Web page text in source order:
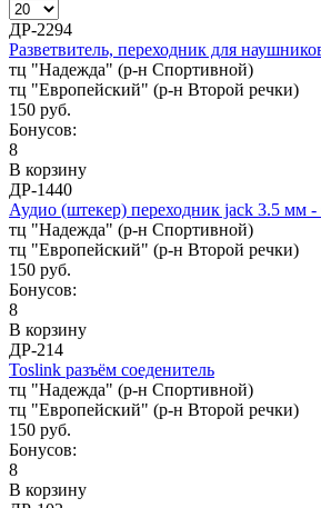
ДР-2294
Разветвитель, переходник для
тц "Надежда" (р-н Спортивной)
тц "Европейский" (р-н Второй речки)
150 руб.
Бонусов:
8
В корзину
ДР-1440
Аудио (штекер) переходник jack 3.5 мм
тц "Надежда" (р-н Спортивной)
тц "Европейский" (р-н Второй речки)
150 руб.
Бонусов:
8
В корзину
ДР-214
Toslink разъём соеденитель
тц "Надежда" (р-н Спортивной)
тц "Европейский" (р-н Второй речки)
150 руб.
Бонусов:
8
В корзину